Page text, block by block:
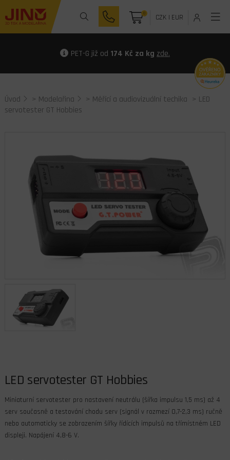
0 CZK| EUR
PET-G již od 174 Kč za kg zde.
Úvod > Modelařina > Měřící a audiovizuální techika > LED
servotester GT Hobbies
LED servotester GT Hobbies
Miniaturní servotester pro nastavení neutrálu (šířka impulsu 1,5 ms) až 4
serv současně a testování chodu serv (signál v rozmezí 0,7-2,3 ms) ručně
nebo automaticky se zobrazením šířky řídících impulsů na třímístném LED
displeji. Napájení 4,8-6 V.